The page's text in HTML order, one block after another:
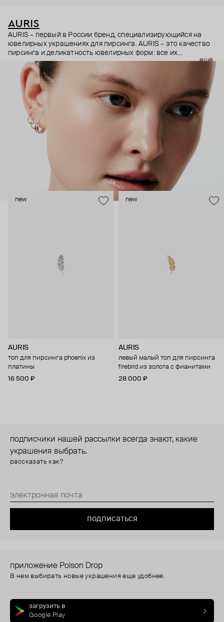
AURIS
AURIS – первый в России бренд, специализирующийся на
ювелирных украшениях для пирсинга. AURIS – это качество
пирсинга и деликатность ювелирных форм: все их
украшения ручной работы. В процессе создания участвуют
как профессиональные пирсеры (они отвечают за
безопасность и эргономичность пирсинга), так и ювелирные
стилисты (благодаря им дизайн соответствует трендам, а
украшения легко сочетаются между собой).
Украшения AURIS – для тех, кто открыто выражает себя, но
делает это интеллигентно и по-взрослому.
ещё
new
AURIS
топ для пирсинга phoenix из
платины
16 500 ₽
new
AURIS
левый малый топ для пирсинга
firebird из золота с фианитами
28 000 ₽
подписчики нашей рассылки всегда знают, какие
украшения выбрать.
рассказать как?
подписаться
приложение Poison Drop
В нем выбирать новые украшения еще удобнее.
загрузить в
Google Play